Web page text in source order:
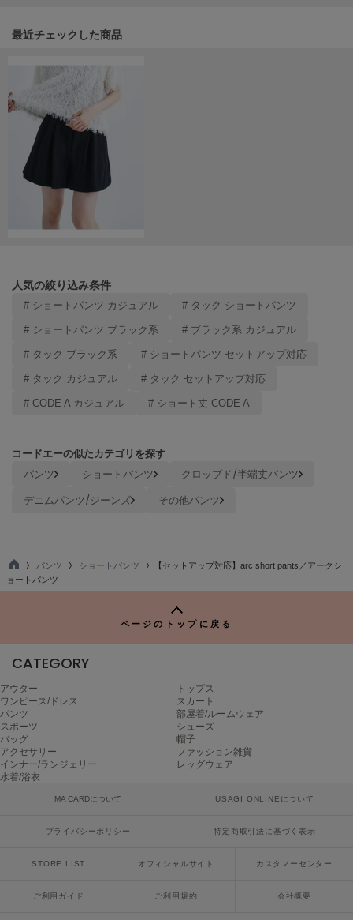
NEW Balance
ニューバランス
NIKE
ナイキ
NOWNS
ナウンス
On
オン
Onitsuka Tiger
オニツカ タイガー
オルグ
パトリック
poláura
ポローラ
Reebok
リーボック
SALOMON
サロモン
セサミストリートマーケット
SHAKA
関連記事
最近チェックした商品
人気の絞り込み条件
# ショートパンツ カジュアル # タック ショートパンツ
# ショートパンツ ブラック系 # ブラック系 カジュアル
# タック ブラック系 # ショートパンツ セットアップ対応
# タック カジュアル # タック セットアップ対応
# CODE A カジュアル # ショート丈 CODE A
コードエーの似たカテゴリを探す
パンツ ショートパンツ
クロップド/半端丈パンツ
デニムパンツ/ジーンズ
その他パンツ
TO
P
パンツ ショートパンツ
【セットアップ対応】arc short pants／アークシ
ョートパンツ
ページのトップに戻る
CATEGORY
アウター
トップス
ワンピース/ドレス
スカート
パンツ
部屋着/ルームウェア
スポーツ
シューズ
バッグ
帽子
アクセサリー
ファッション雑貨
インナー/ランジェリー
レッグウェア
水着/浴衣
MA CARDについて USAGI ONLINEについて
プライバシーポリシー 特定商取引法に基づく表示
STORE LIST オフィシャルサイト カスタマーセンター
ご利用ガイド ご利用規約 会社概要